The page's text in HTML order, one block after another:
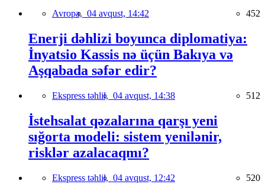
Avropa, 04 avqust, 14:42 452
Enerji dəhlizi boyunca diplomatiya:
İnyatsio Kassis nə üçün Bakıya və
Aşqabada səfər edir?
Ekspress təhlil, 04 avqust, 14:38 512
İstehsalat qəzalarına qarşı yeni
sığorta modeli: sistem yenilənir,
risklər azalacaqmı?
Ekspress təhlil, 04 avqust, 12:42 520